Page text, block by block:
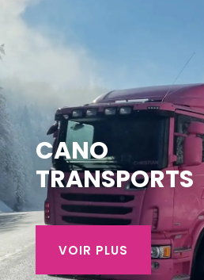
CANO
TRANSPORTS
VOIR PLUS